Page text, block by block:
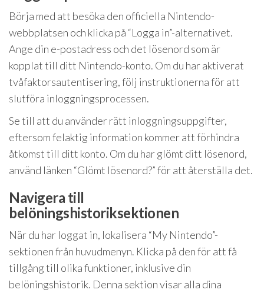
Börja med att besöka den officiella Nintendo-
webbplatsen och klicka på “Logga in”-alternativet.
Ange din e-postadress och det lösenord som är
kopplat till ditt Nintendo-konto. Om du har aktiverat
tvåfaktorsautentisering, följ instruktionerna för att
slutföra inloggningsprocessen.
Se till att du använder rätt inloggningsuppgifter,
eftersom felaktig information kommer att förhindra
åtkomst till ditt konto. Om du har glömt ditt lösenord,
använd länken “Glömt lösenord?” för att återställa det.
Navigera till
belöningshistoriksektionen
När du har loggat in, lokalisera “My Nintendo”-
sektionen från huvudmenyn. Klicka på den för att få
tillgång till olika funktioner, inklusive din
belöningshistorik. Denna sektion visar alla dina